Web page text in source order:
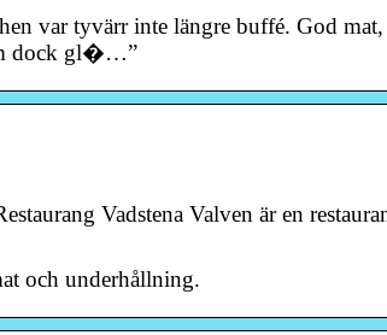
var tyvärr inte längre buffé. God
dock gl�…”
Vadstena Valven är en
och underhållning.